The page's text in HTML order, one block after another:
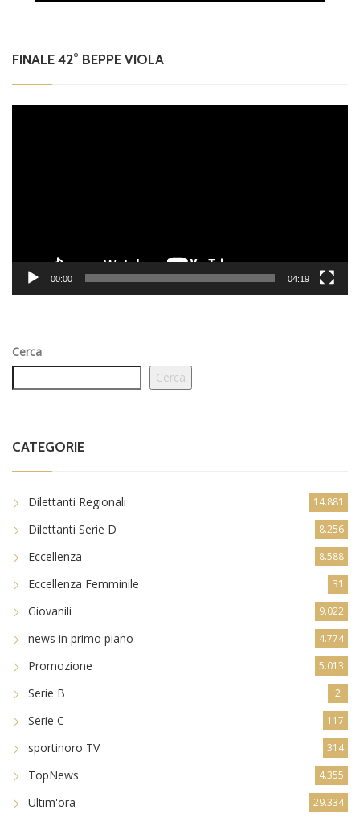
FINALE 42° BEPPE VIOLA
00:00 04:19
Cerca
Cerca
CATEGORIE
Dilettanti Regionali 14.881
Dilettanti Serie D 8.256
Eccellenza 8.588
Eccellenza Femminile 31
Giovanili 9.022
news in primo piano 4.774
Promozione 5.013
Serie B 2
Serie C 117
sportinoro TV 314
TopNews 4.355
Ultim'ora 29.334